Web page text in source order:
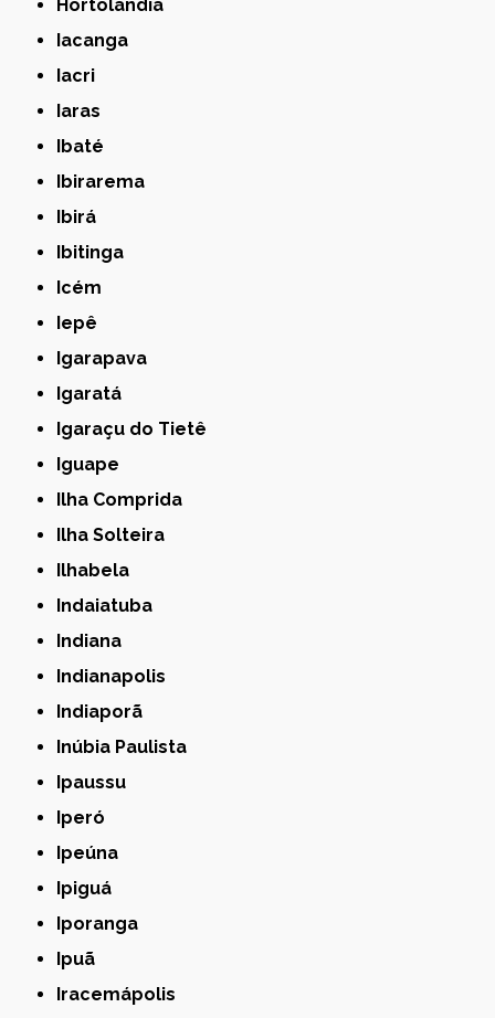
Hortolândia
Iacanga
Iacri
Iaras
Ibaté
Ibirarema
Ibirá
Ibitinga
Icém
Iepê
Igarapava
Igaratá
Igaraçu do Tietê
Iguape
Ilha Comprida
Ilha Solteira
Ilhabela
Indaiatuba
Indiana
Indianapolis
Indiaporã
Inúbia Paulista
Ipaussu
Iperó
Ipeúna
Ipiguá
Iporanga
Ipuã
Iracemápolis